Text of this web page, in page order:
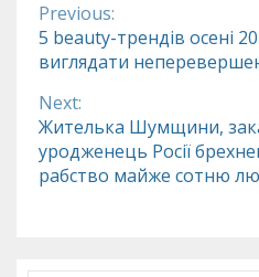
Continue
Reading
Previous:
5 beauty-трендів осені
виглядати
Next:
Жителька Шумщини,
уродженець Росії
рабство майже сотню